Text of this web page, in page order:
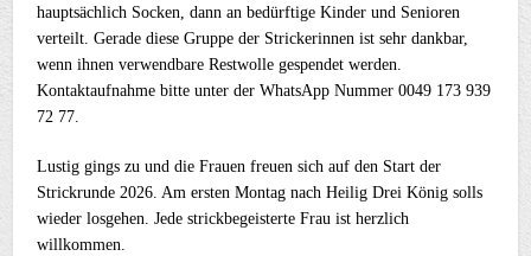
hauptsächlich Socken, dann an bedürftige Kinder und Senioren
verteilt. Gerade diese Gruppe der Strickerinnen ist sehr dankbar,
wenn ihnen verwendbare Restwolle gespendet werden.
Kontaktaufnahme bitte unter der WhatsApp Nummer 0049 173 939
72 77.
Lustig gings zu und die Frauen freuen sich auf den Start der
Strickrunde 2026. Am ersten Montag nach Heilig Drei König solls
wieder losgehen. Jede strickbegeisterte Frau ist herzlich
willkommen.